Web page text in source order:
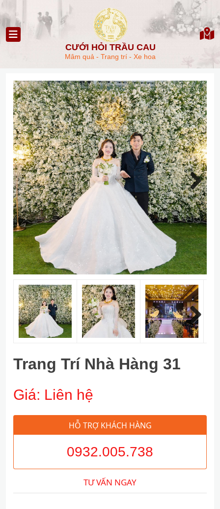
CƯỚI HỎI TRẦU CAU
Mâm quả - Trang trí - Xe hoa
Next
Next
Trang Trí Nhà Hàng 31
Giá: Liên hệ
HỖ TRỢ KHÁCH HÀNG
0932.005.738
TƯ VẤN NGAY